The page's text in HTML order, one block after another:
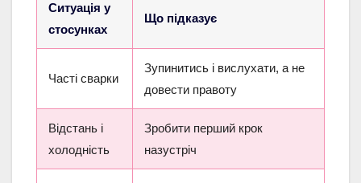
Ситуація у
стосунках
Що підказує
Часті сварки
Зупинитись і вислухати, а не
довести правоту
Відстань і
холодність
Зробити перший крок
назустріч